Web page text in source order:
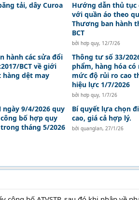
tải, dây Curoa
Hướng dẫn thủ
với quần áo theo
Thương ban hành
BCT
bởi hơp quy, 12/7/26
hành các sửa đổi
BCT về giới
dệt may
Thông tư số 33/
phẩm, hàng hóa
mức độ rủi ro cao
hiệu lực 1/7/2026
bởi hơp quy, 1/7/26
ngày 9/4/2026 quy
bố hợp quy
tháng 5/2026
Bí quyết lựa chọn
cao, giá cả hợp lý.
bởi quanglan, 27/1/26